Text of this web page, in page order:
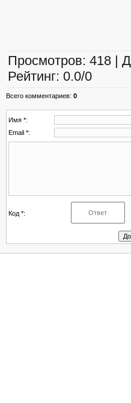
Просмотров: 418 |
Рейтинг: 0.0/0
Всего комментариев: 0
Имя *:
Email *:
Код *: